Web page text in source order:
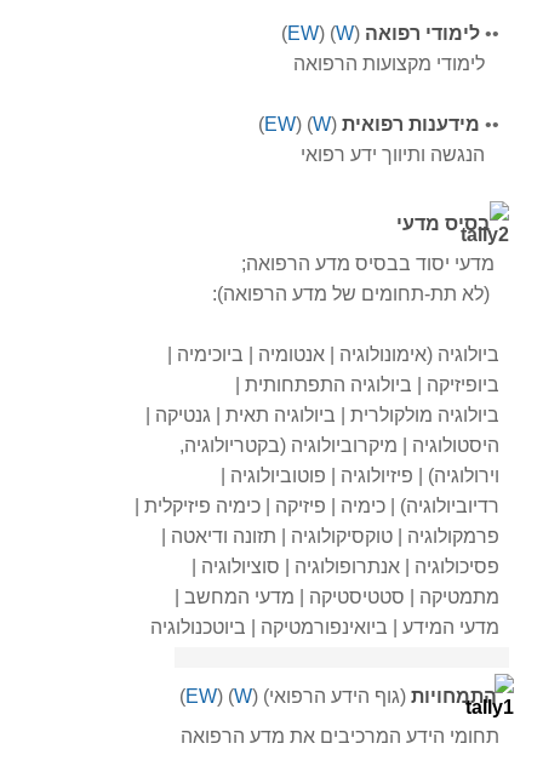
•
• לימודי רפואה (
W
) (
EW
)
לימודי מקצועות הרפואה
•
• מידענות רפואית (
W
) (
EW
)
הנגשה ותיווך ידע רפואי
בסיס מדעי
מדעי יסוד בבסיס מדע הרפואה;
(לא תת-תחומים של מדע הרפואה):
ביולוגיה (אימונולוגיה | אנטומיה | ביוכימיה |
ביופיזיקה | ביולוגיה התפתחותית |
ביולוגיה מולקולרית | ביולוגיה תאית | גנטיקה |
היסטולוגיה | מיקרוביולוגיה (בקטריולוגיה,
וירולוגיה) | פיזיולוגיה | פוטוביולוגיה |
רדיוביולוגיה) | כימיה | פיזיקה | כימיה פיזיקלית |
פרמקולוגיה | טוקסיקולוגיה | תזונה ודיאטה |
פסיכולוגיה | אנתרופולוגיה | סוציולוגיה |
מתמטיקה | סטטיסטיקה | מדעי המחשב |
מדעי המידע | ביואינפורמטיקה | ביוטכנולוגיה
התמחויות (גוף הידע הרפואי) (W
) (
EW
)
תחומי הידע המרכיבים את מדע הרפואה